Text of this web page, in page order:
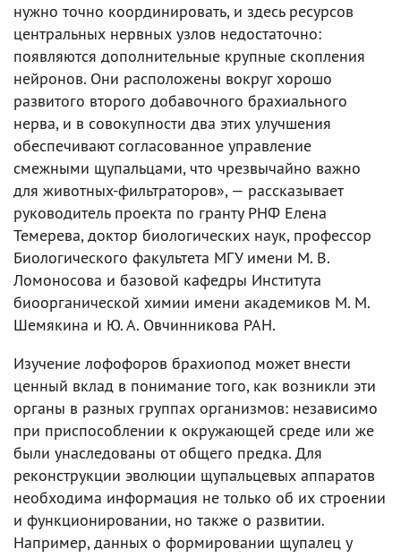
нужно точно координировать, и здесь ресурсов
центральных нервных узлов недостаточно:
появляются дополнительные крупные скопления
нейронов. Они расположены вокруг хорошо
развитого второго добавочного брахиального
нерва, и в совокупности два этих улучшения
обеспечивают согласованное управление
смежными щупальцами, что чрезвычайно важно
для животных-фильтраторов», — рассказывает
руководитель проекта по гранту РНФ Елена
Темерева, доктор биологических наук, профессор
Биологического факультета МГУ имени М. В.
Ломоносова и базовой кафедры Института
биоорганической химии имени академиков М. М.
Шемякина и Ю. А. Овчинникова РАН.
Изучение лофофоров брахиопод может внести
ценный вклад в понимание того, как возникли эти
органы в разных группах организмов: независимо
при приспособлении к окружающей среде или же
были унаследованы от общего предка. Для
реконструкции эволюции щупальцевых аппаратов
необходима информация не только об их строении
и функционировании, но также о развитии.
Например, данных о формировании щупалец у